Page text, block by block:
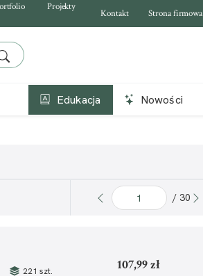
Projekty
Kontakt Strona firmowa
Edukacja Nowości
/ 30
221 szt. 107,99 zł